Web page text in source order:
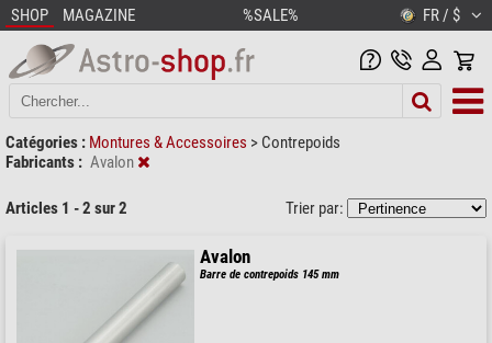
SHOP MAGAZINE %SALE% FR / $
Catégories : Montures & Accessoires > Contrepoids
Fabricants : Avalon
Articles 1 - 2 sur 2 Trier par:
Avalon
Barre de contrepoids 145 mm